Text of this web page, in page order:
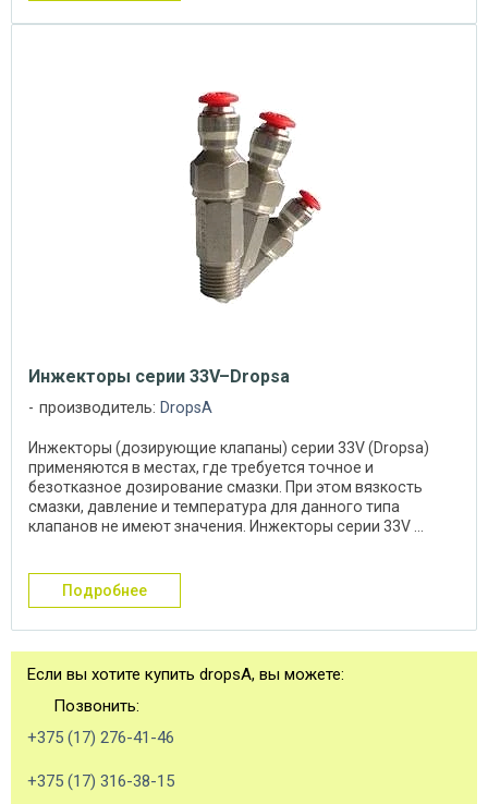
Инжекторы серии 33V–Dropsa
производитель: DropsA
Инжекторы (дозирующие клапаны) серии 33V (Dropsa)
применяются в местах, где требуется точное и
безотказное дозирование смазки. При этом вязкость
смазки, давление и температура для данного типа
клапанов не имеют значения. Инжекторы серии 33V ...
подробнее
Если вы хотите купить dropsA, вы можете:
Позвонить:
+375 (17) 276-41-46
+375 (17) 316-38-15